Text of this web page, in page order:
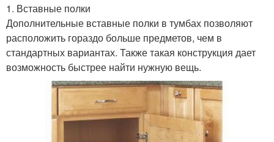
1. Вставные полки
Дополнительные вставные полки в тумбах позволяют
расположить гораздо больше предметов, чем в
стандартных вариантах. Также такая конструкция дает
возможность быстрее найти нужную вещь.